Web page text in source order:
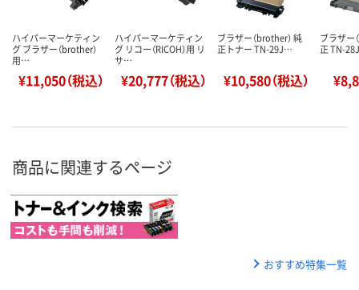
ハイパーマーケティン
グ ブラザー（brother）
用…
¥11,050（税込）
ハイパーマーケティン
グ リコー（RICOH）用 リ
サ…
¥20,777（税込）
ブラザー（brother） 純
正トナー TN-29J…
¥10,580（税込）
ブラザー
正 TN-
商品に関連するページ
おすすめ特集一覧